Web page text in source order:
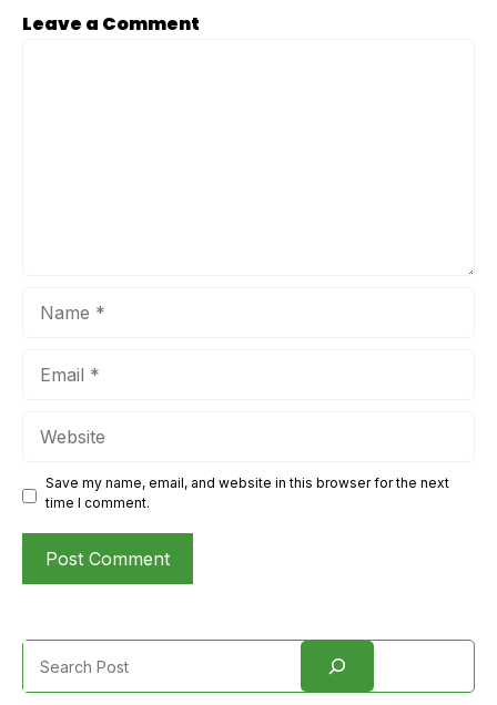
penyewa memperlakukan sopir semata-mata sebagai
Leave a Comment
Save my name, email, and website in this browser for the next
time I comment.